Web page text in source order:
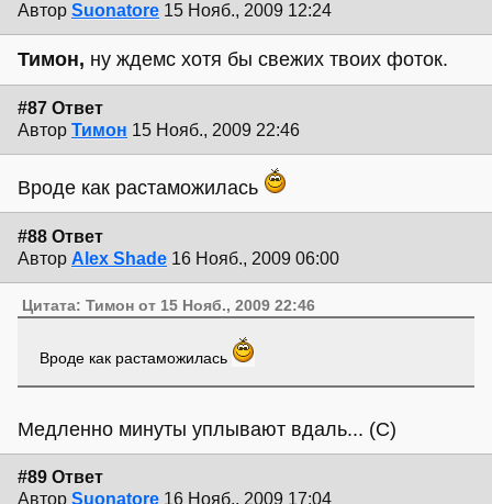
Автор Suonatore 15 Нояб., 2009 12:24
Тимон, ну ждемс хотя бы свежих твоих фоток.
#87 Ответ
Автор Тимон 15 Нояб., 2009 22:46
Вроде как растаможилась
#88 Ответ
Автор Alex Shade 16 Нояб., 2009 06:00
Цитата: Тимон от 15 Нояб., 2009 22:46
Вроде как растаможилась
Медленно минуты уплывают вдаль... (С)
#89 Ответ
Автор Suonatore 16 Нояб., 2009 17:04